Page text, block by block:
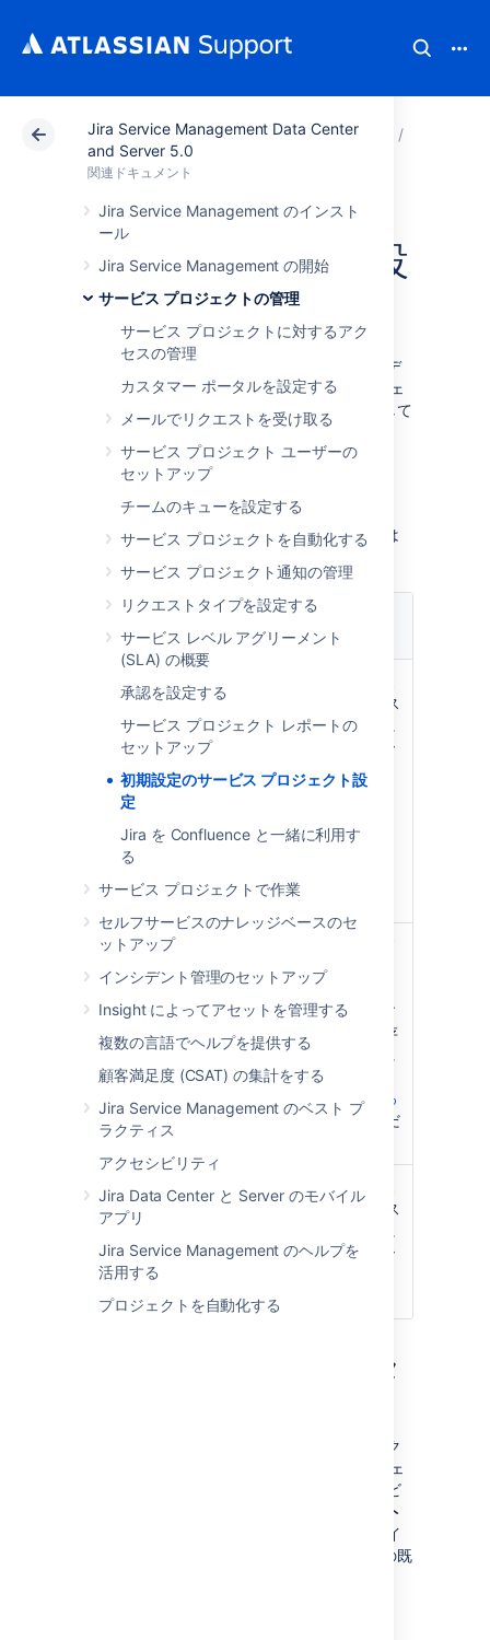
Jira Service Management Data Center
and Server 5.0
関連ドキュメント
Jira Service Management のインスト
ール
Jira Service Management の開始
サービス プロジェクトの管理
サービス プロジェクトに対するアク
セスの管理
カスタマー ポータルを設定する
メールでリクエストを受け取る
サービス プロジェクト ユーザーの
セットアップ
チームのキューを設定する
サービス プロジェクトを自動化する
サービス プロジェクト通知の管理
リクエストタイプを設定する
サービス レベル アグリーメント
(SLA) の概要
承認を設定する
サービス プロジェクト レポートの
セットアップ
初期設定のサービス プロジェクト設
定
Jira を Confluence と一緒に利用す
る
サービス プロジェクトで作業
セルフサービスのナレッジベースのセ
ットアップ
インシデント管理のセットアップ
Insight によってアセットを管理する
複数の言語でヘルプを提供する
顧客満足度 (CSAT) の集計をする
Jira Service Management のベスト プ
ラクティス
アクセシビリティ
Jira Data Center と Server のモバイル
アプリ
Jira Service Management のヘルプを
活用する
プロジェクトを自動化する
アトラシアン サポート 関連ドキュメント
初期設定のサービ
ス プロジェクト設
定
このページは、カスタム フィールド、権限、デ
ータベース テーブルを含む、サービス プロジェ
クトに関する既定の設定を参照するページとして
ご利用ください。
カスタム フィールド
必要に応じて、Jira Service Management では
カスタム
Viewport
Origin
リクエスト
がカスタマ
ーポータル
で作成され
た場合、
「ポータ
「リクエス
文字列。
デスク リクエス
トとして扱うに
は、このフィー
ルドが必要で
す。
解決まで
ルド、
JSON フォ
ーマットで
は、リクエスト
が解決されるま
での時間を示す
SLA 情報を保存
します。詳細に
ついては、
SLA を設定する
を参照してくだ
顧客リク
エスト タ
イプ
文字列
課題をサービス
デスク リクエス
は、このフィー
リクエストタイプ、課題タ
既定の課題タイプ、リクエスト タイプ、ワーク
フローは、それぞれのサービス デスク プロジェ
クト タイプによって異なります。新しいサービ
プロジェクト
メニューからリクエスト タイプ、課題タイ
プ、ワークフローを選択することで、これらの既